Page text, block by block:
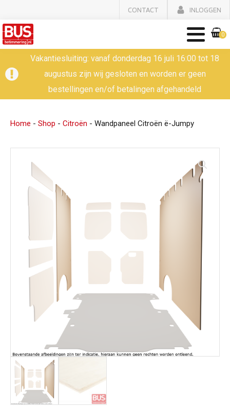
CONTACT INLOGGEN
0
Vakantiesluiting: vanaf donderdag 16 juli 16:00 tot 18
augustus zijn wij gesloten en worden er geen
bestellingen en/of betalingen afgehandeld
Home - Shop - Citroën - Wandpaneel Citroën ë-Jumpy